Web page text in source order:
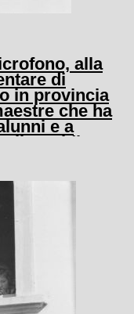
alla
di
in provincia
che ha
e a
Egidio